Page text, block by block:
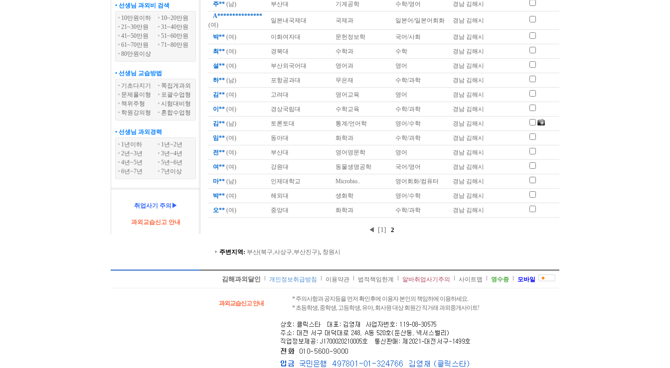
• 선생님 과외비 검색
10만원이하
10~20만원
21~30만원
31~40만원
41~50만원
51~60만원
61~70만원
71~80만원
80만원이상
• 선생님 교습방법
기초다지기
쪽집게과외
문제풀이형
포괄수업형
책위주형
시험대비형
학원강의형
혼합수업형
• 선생님 과외경력
1년이하
1년~2년
2년~3년
3년~4년
4년~5년
5년~6년
6년~7년
7년이상
취업사기 주의▶
과외교습신고 안내
주** (남) 부산대 기계공학 수학/영어
경남 김해시
A***************
(여)
일본내국제대 국제과 일본어/일본어회화 경남 김해시
박** (여) 이화여자대 문헌정보학 국어/사회 경남 김해시
최** (여) 경북대 수학과 수학 경남 김해시
설** (여) 부산외국어대 영어과 영어 경남 김해시
하** (남) 포항공과대 무은재 수학/과학 경남 김해시
김** (여) 고려대 영어교육 영어 경남 김해시
이** (여) 경상국립대 수학교육 수학/과학 경남 김해시
김** (남) 토론토대 통계/언어학 영어/수학 경남 김해시
임** (여) 동아대 화학과 수학/과학 경남 김해시
전** (여) 부산대 영어영문학 영어 경남 김해시
여** (여) 강원대 동물생명공학 국어/영어 경남 김해시
마** (남) 인제대학교 Microbio.. 영어회화/컴퓨터 경남 김해시
박** (여) 해외대 생화학 영어/수학 경남 김해시
오** (여) 중앙대 화학과 수학/과학 경남 김해시
◀ [1] 2
주변지역: 부산(북구,사상구,부산진구), 창원시
김해과외달인 개인정보취급방침 이용약관 법적책임한계 알바취업사기주의 사이트맵 영수증 모바일
과외교습신고 안내
* 주의사항과 공지등을 먼저 확인후에 이용자 본인의 책임하에 이용하세요.
* 초등학생, 중학생, 고등학생, 유아, 회사원 대상 회원간 직거래 과외중개사이트!